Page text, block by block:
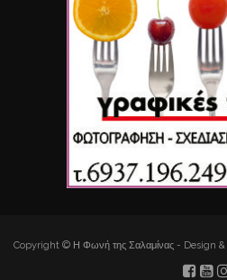
Copyright © Η Φωνή της Σαλαμίνας - Design